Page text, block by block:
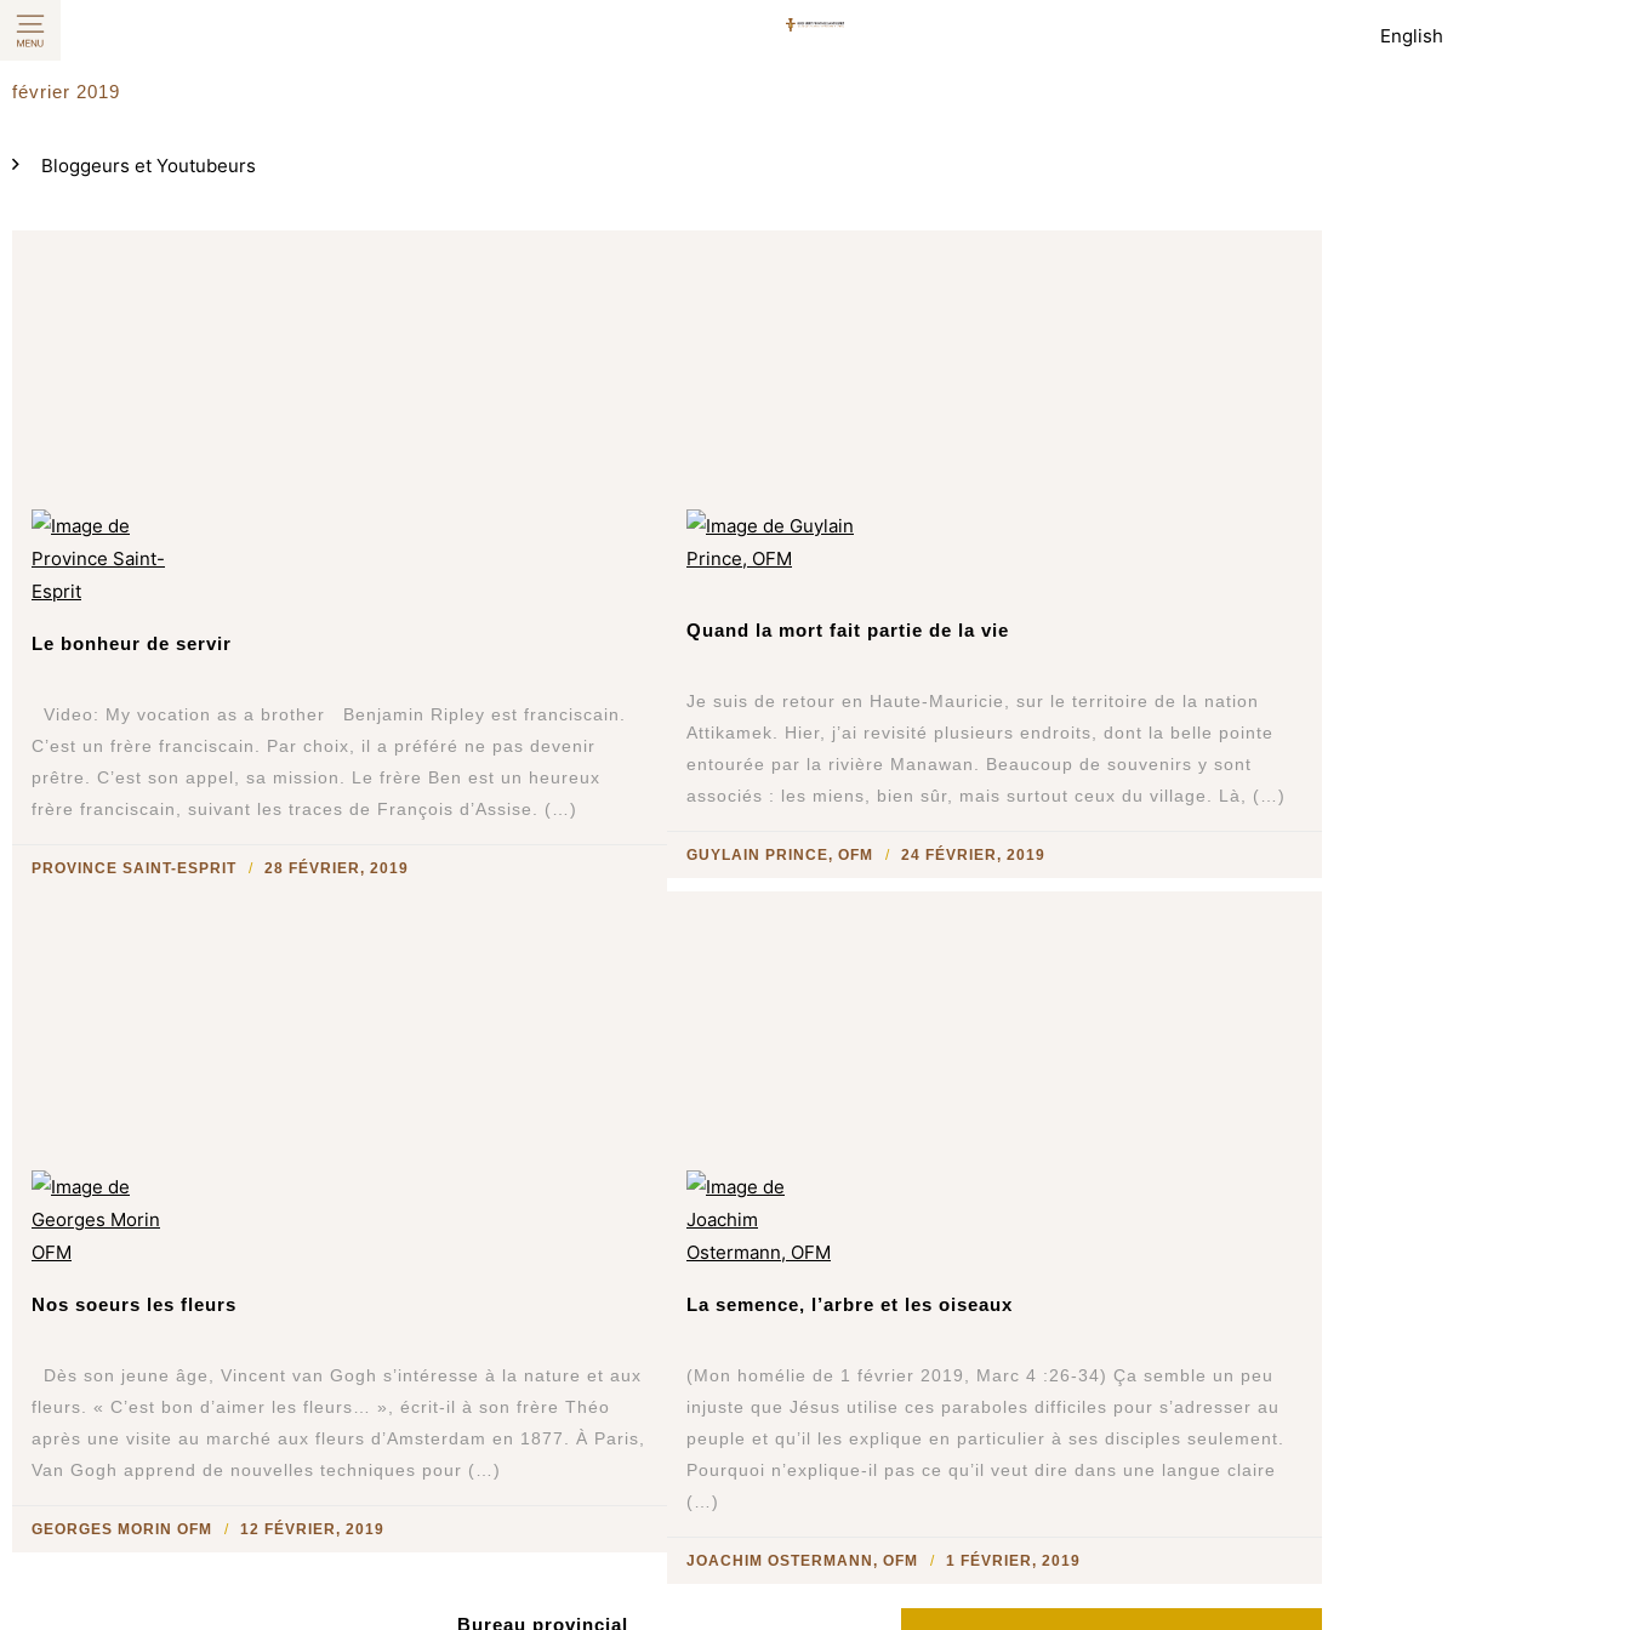
Aller
au
contenu
English
février 2019
Bloggeurs et Youtubeurs
Le bonheur de servir
Video: My vocation as a brother Benjamin Ripley est franciscain.
C’est un frère franciscain. Par choix, il a préféré ne pas devenir
prêtre. C’est son appel, sa mission. Le frère Ben est un heureux
frère franciscain, suivant les traces de François d’Assise. (…)
PROVINCE SAINT-ESPRIT 28 FÉVRIER, 2019
Quand la mort fait partie de la vie
Je suis de retour en Haute-Mauricie, sur le territoire de la nation
Attikamek. Hier, j’ai revisité plusieurs endroits, dont la belle pointe
entourée par la rivière Manawan. Beaucoup de souvenirs y sont
associés : les miens, bien sûr, mais surtout ceux du village. Là, (…)
GUYLAIN PRINCE, OFM 24 FÉVRIER, 2019
Nos soeurs les fleurs
Dès son jeune âge, Vincent van Gogh s’intéresse à la nature et aux
fleurs. « C’est bon d’aimer les fleurs… », écrit-il à son frère Théo
après une visite au marché aux fleurs d’Amsterdam en 1877. À Paris,
Van Gogh apprend de nouvelles techniques pour (…)
GEORGES MORIN OFM 12 FÉVRIER, 2019
La semence, l’arbre et les oiseaux
(Mon homélie de 1 février 2019, Marc 4 :26-34) Ça semble un peu
injuste que Jésus utilise ces paraboles difficiles pour s’adresser au
peuple et qu’il les explique en particulier à ses disciples seulement.
Pourquoi n’explique-il pas ce qu’il veut dire dans une langue claire
(…)
JOACHIM OSTERMANN, OFM 1 FÉVRIER, 2019
Bureau provincial